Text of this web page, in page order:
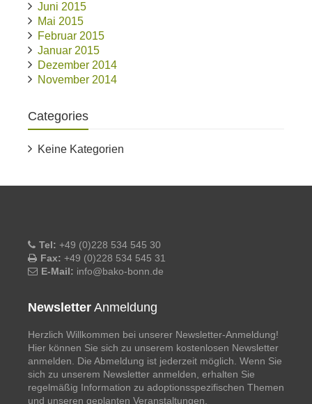
Juni 2015
Mai 2015
Februar 2015
Januar 2015
Dezember 2014
November 2014
Categories
Keine Kategorien
Tel: +49 (0)228 534 545 30
Fax: +49 (0)228 534 545 31
E-Mail: info@bako-bonn.de
Newsletter Anmeldung
Herzlich Willkommen bei unserer Newsletter-Anmeldung!
Hier können Sie sich zu unserem kostenlosen Newsletter
anmelden. Die Abmeldung ist jederzeit möglich. Wenn Sie
sich zu unserem Newsletter anmelden, erhalten Sie
regelmäßig Information zu adoptionsspezifischen Themen
und unseren geplanten Veranstaltungen.